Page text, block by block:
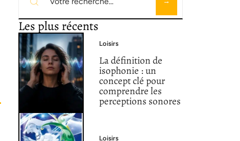
Les plus récents
Loisirs
La définition de
isophonie : un
concept clé pour
comprendre les
perceptions sonores
Loisirs